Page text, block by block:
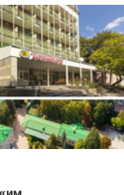
Анапа